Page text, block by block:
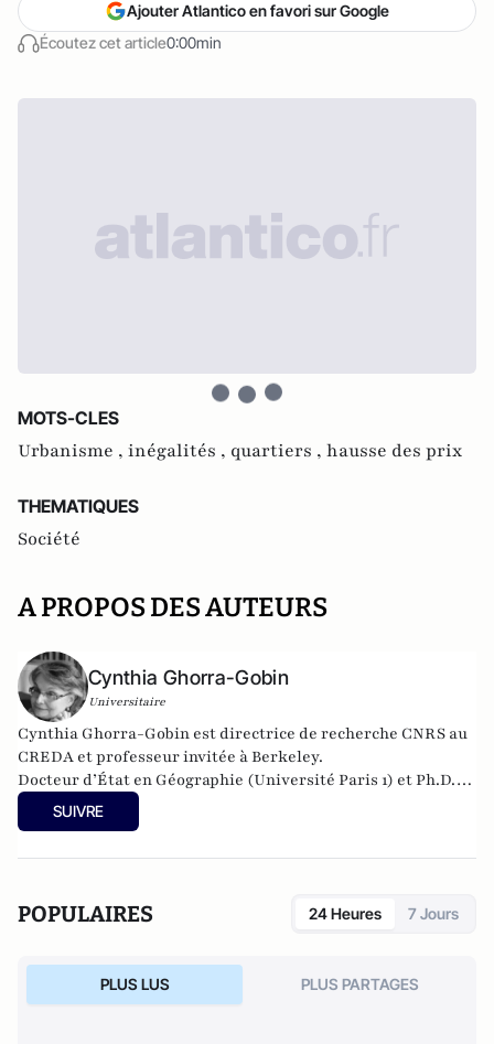
Écoutez cet article0:00min
Ajouter Atlantico en favori sur Google
MOTS-CLES
Urbanisme , inégalités , quartiers , hausse des prix
THEMATIQUES
Société
A PROPOS DES AUTEURS
Cynthia Ghorra-Gobin
Universitaire
Cynthia Ghorra-Gobin est directrice de recherche CNRS au
CREDA et professeur invitée à Berkeley.
Docteur d’État en Géographie (Université Paris 1) et Ph.D.
en planification urbaine (UCLA), elle est l'auteure de
nombreuses publications. Son dernier ouvrage s'intitule
SUIVRE
POPULAIRES 24 Heures 7 Jours
PLUS LUS PLUS PARTAGES